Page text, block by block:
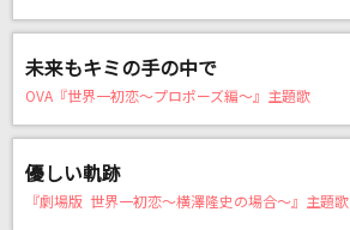
未来もキミの手の中で
OVA『世界一初恋～プロポーズ編～』主題歌
優しい軌跡
『劇場版 世界一初恋～横澤隆史の場合～』主題歌